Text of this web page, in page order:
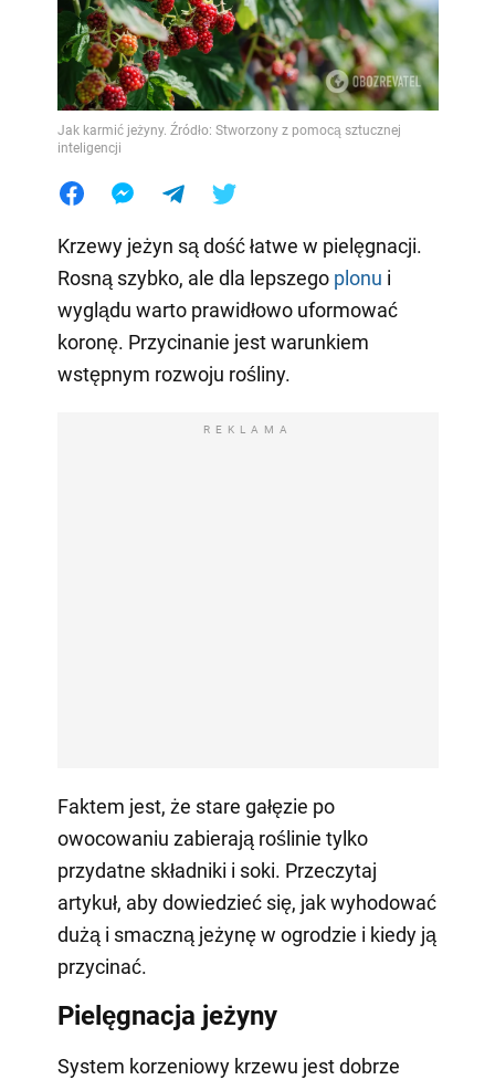
Jak karmić jeżyny. Źródło: Stworzony z pomocą sztucznej
inteligencji
Krzewy jeżyn są dość łatwe w pielęgnacji.
Rosną szybko, ale dla lepszego plonu i
wyglądu warto prawidłowo uformować
koronę. Przycinanie jest warunkiem
wstępnym rozwoju rośliny.
REKLAMA
Faktem jest, że stare gałęzie po
owocowaniu zabierają roślinie tylko
przydatne składniki i soki. Przeczytaj
artykuł, aby dowiedzieć się, jak wyhodować
dużą i smaczną jeżynę w ogrodzie i kiedy ją
przycinać.
Pielęgnacja jeżyny
System korzeniowy krzewu jest dobrze